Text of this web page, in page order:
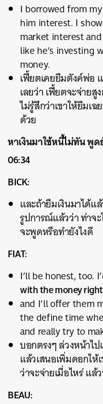
I borrowed from
him interest. I
market interest
like he’s investing
money.
เฟี้ยตเคยยืมตังค์พ่อ
เลยว่า เฟี้ยตจะจ่าย
ไม่รู้สึกว่าเขาให้ยืมเ
ด้วย
หาเงินมาใช้หนี้ไม่ทัน พูด
06:34
BICK:
และถ้ายืมเงินมาได้
รูปการณ์แล้วว่า ท่าจ
จะพูดหรือทำยังไงดี
FIAT:
I’ll be honest, too.
with the money
and I’ll offer them
the define time
and really try to
บอกตรงๆ ล่วงหน้าไ
แล้วเสนอเพิ่มดอกใ
ว่าจะจ่ายเมื่อไหร่ แ
BEAU: